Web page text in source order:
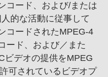
コード、 および/または
的な活動に従事して
コードされたMPEG-4
ード、 および／また
ビデオの提供をMPEG
可されているビデオプ